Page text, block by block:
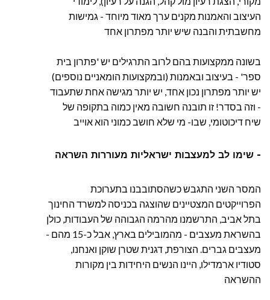
העיצוב והאמנות מקנים ערך מאוד מיוחד - גמישות
מחשבתית והבנה שיש יותר מפתרון אחד
בשונה ממקצועות בהם לרוב התרגילים יש 'פתרון בית
ספר' - בעיצוב ובאמנות (ובמקצועות הומאניים נוספים)
יש יותר מפתרון נכון אחד, יש יותר מגישה אחת שתעבוד
- וזה בסדר! זו תובנה חשובה מאין כמוה בתקופה של
שיח דיכוטומי, שבו- מי שלא חושב כמוני הוא אוייב
שימו לב למעצבות ישראליות מעוררות השראה -
המסר השני התגבש כשהסתובבנו בתערוכת
הפרוייקטים המצטיינים שהוצגה בכניסה למשרד החינוך
בתל אביב, התרשמנו מהרמה הגבוהה של העבודות, כולן
בהשראת מעצבים - מהמובילים בארץ, אבל כ-15 מהם -
מעצבים גברים. הצורפת, דגנית שטרן שוקן ואנחנו,
סטודיו ארמדילו, היינו הנשים היחידות בין מקורות
ההשראה